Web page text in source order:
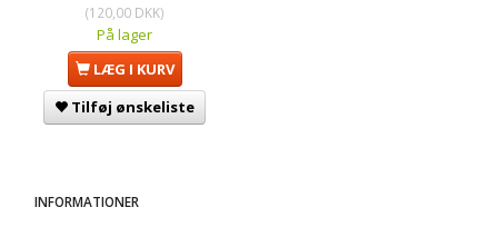
(120,00 DKK)
På lager
LÆG I KURV
Tilføj ønskeliste
INFORMATIONER